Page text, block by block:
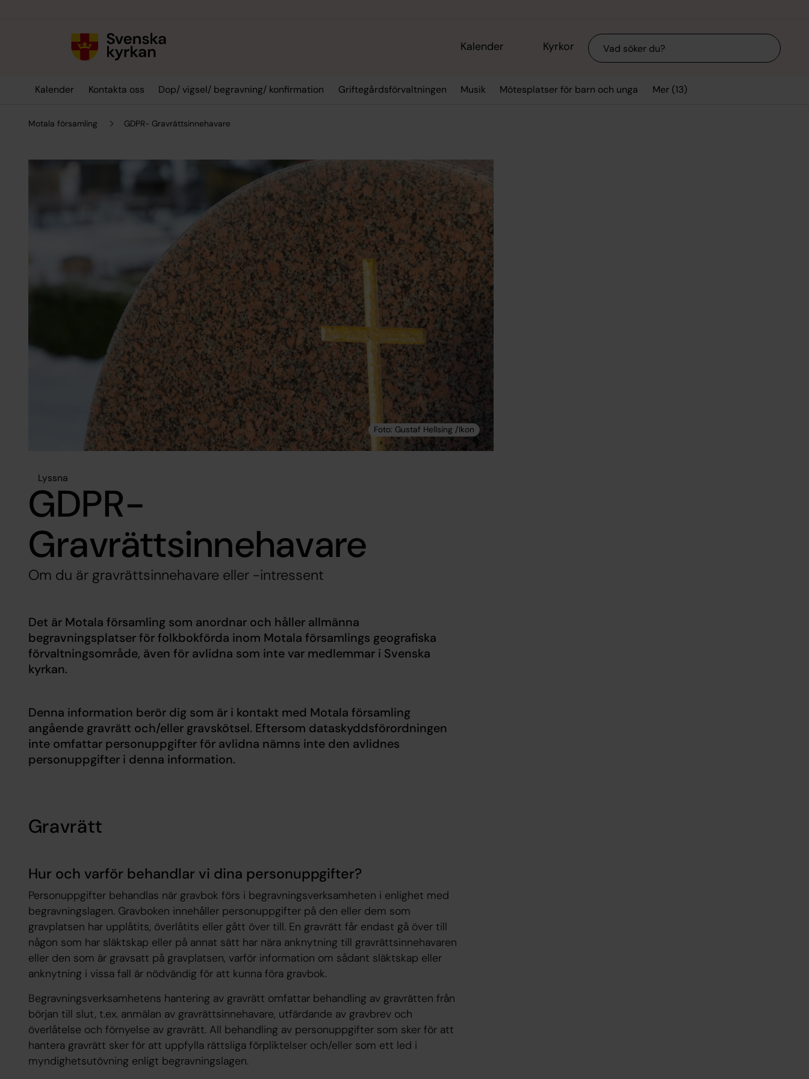
Kalender Kyrkor Sök
Kalender Kontakta oss Dop/ vigsel/ begravning/ konfirmation Griftegårdsförvaltningen Musik Mötesplatser för barn och unga Mer (13)
Motala församling GDPR- Gravrättsinnehavare
Lyssna
GDPR-
Gravrättsinnehavare
Om du är gravrättsinnehavare eller -intressent
Det är Motala församling som anordnar och håller allmänna
begravningsplatser för folkbokförda inom Motala församlings geografiska
förvaltningsområde, även för avlidna som inte var medlemmar i Svenska
kyrkan.
Denna information berör dig som är i kontakt med Motala församling
angående gravrätt och/eller gravskötsel. Eftersom dataskyddsförordningen
inte omfattar personuppgifter för avlidna nämns inte den avlidnes
personuppgifter i denna information.
Gravrätt
Hur och varför behandlar vi dina personuppgifter?
Personuppgifter behandlas när gravbok förs i begravningsverksamheten i enlighet med
begravningslagen. Gravboken innehåller personuppgifter på den eller dem som
gravplatsen har upplåtits, överlåtits eller gått över till. En gravrätt får endast gå över till
någon som har släktskap eller på annat sätt har nära anknytning till gravrättsinnehavaren
eller den som är gravsatt på gravplatsen, varför information om sådant släktskap eller
anknytning i vissa fall är nödvändig för att kunna föra gravbok.
Begravningsverksamhetens hantering av gravrätt omfattar behandling av gravrätten från
början till slut, t.ex. anmälan av gravrättsinnehavare, utfärdande av gravbrev och
överlåtelse och förnyelse av gravrätt. All behandling av personuppgifter som sker för att
hantera gravrätt sker för att uppfylla rättsliga förpliktelser och/eller som ett led i
myndighetsutövning enligt begravningslagen.